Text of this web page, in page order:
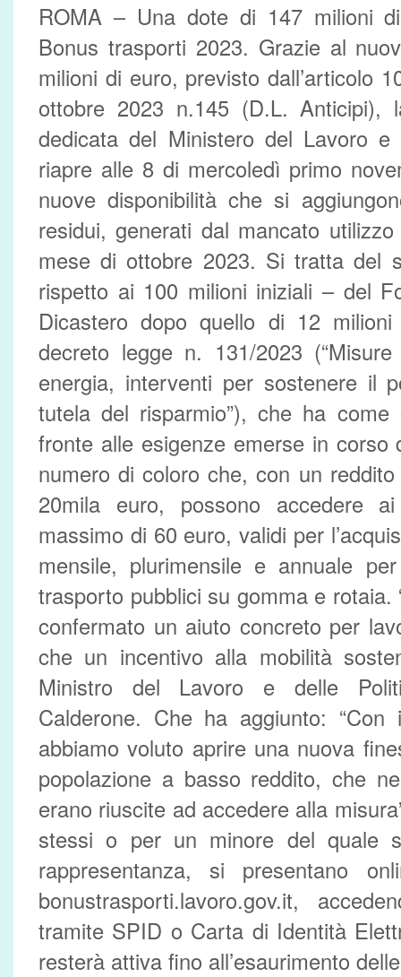
ROMA – Una dote di 147 milioni
Bonus trasporti 2023. Grazie al
milioni di euro, previsto dall’articolo
ottobre 2023 n.145 (D.L. Anticipi),
dedicata del Ministero del Lavoro e
riapre alle 8 di mercoledì primo
nuove disponibilità che si
residui, generati dal mancato
mese di ottobre 2023. Si tratta del
rispetto ai 100 milioni iniziali – del
Dicastero dopo quello di 12
decreto legge n. 131/2023
energia, interventi per sostenere il
tutela del risparmio”), che ha
fronte alle esigenze emerse in corso
numero di coloro che, con un
20mila euro, possono accedere
massimo di 60 euro, validi per
mensile, plurimensile e annuale
trasporto pubblici su gomma e rotaia.
confermato un aiuto concreto per
che un incentivo alla mobilità
Ministro del Lavoro e delle
Calderone. Che ha aggiunto: “Con
abbiamo voluto aprire una nuova
popolazione a basso reddito, che
erano riuscite ad accedere alla
stessi o per un minore del quale
rappresentanza, si presentano
bonustrasporti.lavoro.gov.it,
tramite SPID o Carta di Identità
resterà attiva fino all’esaurimento